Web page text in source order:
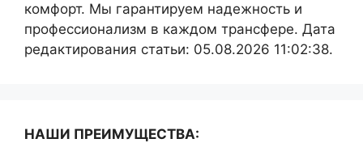
комфорт. Мы гарантируем надежность и
профессионализм в каждом трансфере. Дата
редактирования статьи: 05.08.2026 11:02:38.
НАШИ ПРЕИМУЩЕСТВА: